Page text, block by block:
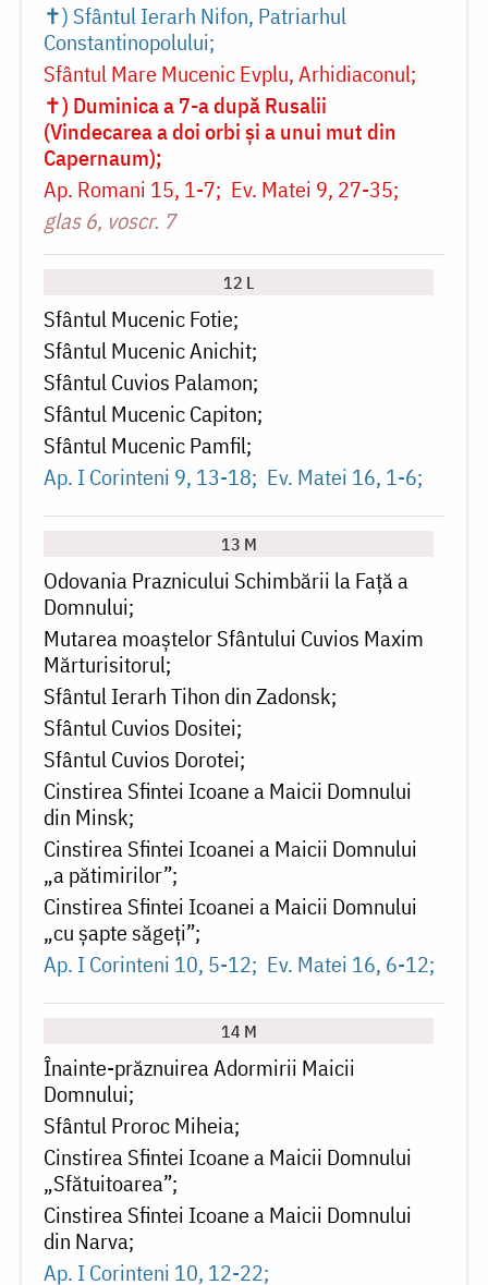
✝) Sfântul Ierarh Nifon, Patriarhul
Constantinopolului
Sfântul Mare Mucenic Evplu, Arhidiaconul
✝) Duminica a 7-a după Rusalii
(Vindecarea a doi orbi și a unui mut din
Capernaum)
Ap. Romani 15, 1-7 Ev. Matei 9, 27-35
glas 6, voscr. 7
12 L
Sfântul Mucenic Fotie
Sfântul Mucenic Anichit
Sfântul Cuvios Palamon
Sfântul Mucenic Capiton
Sfântul Mucenic Pamfil
Ap. I Corinteni 9, 13-18 Ev. Matei 16, 1-6
13 M
Odovania Praznicului Schimbării la Faţă a
Domnului
Mutarea moaștelor Sfântului Cuvios Maxim
Mărturisitorul
Sfântul Ierarh Tihon din Zadonsk
Sfântul Cuvios Dositei
Sfântul Cuvios Dorotei
Cinstirea Sfintei Icoane a Maicii Domnului
din Minsk
Cinstirea Sfintei Icoanei a Maicii Domnului
„a pătimirilor”
Cinstirea Sfintei Icoanei a Maicii Domnului
„cu șapte săgeţi”
Ap. I Corinteni 10, 5-12 Ev. Matei 16, 6-12
14 M
Înainte-prăznuirea Adormirii Maicii
Domnului
Sfântul Proroc Miheia
Cinstirea Sfintei Icoane a Maicii Domnului
„Sfătuitoarea”
Cinstirea Sfintei Icoane a Maicii Domnului
din Narva
Ap. I Corinteni 10, 12-22